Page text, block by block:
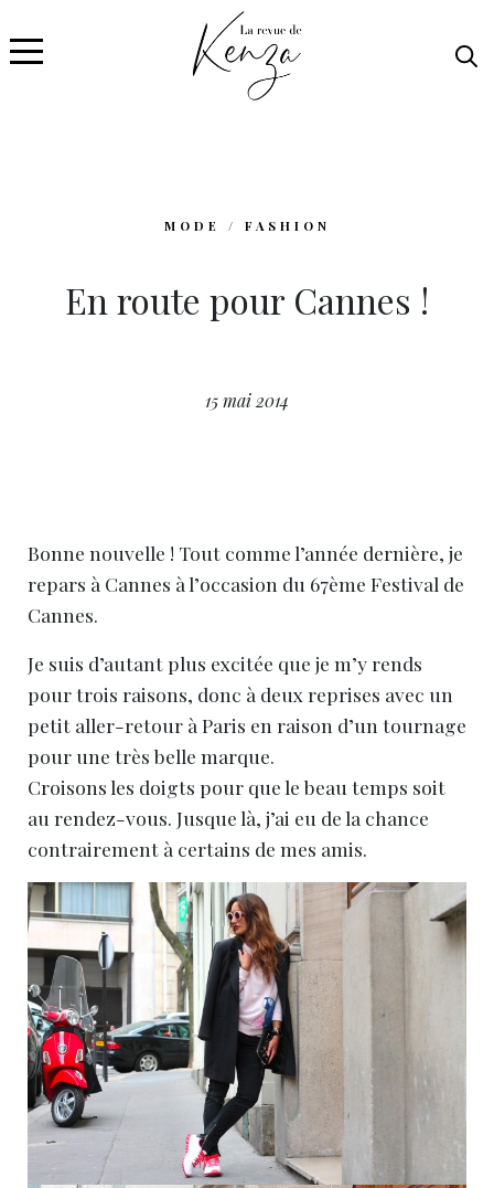
MODE / FASHION
En route pour Cannes !
15 mai 2014
Bonne nouvelle ! Tout comme l’année dernière, je
repars à Cannes à l’occasion du 67ème Festival de
Cannes.
Je suis d’autant plus excitée que je m’y rends
pour trois raisons, donc à deux reprises avec un
petit aller-retour à Paris en raison d’un tournage
pour une très belle marque.
Croisons les doigts pour que le beau temps soit
au rendez-vous. Jusque là, j’ai eu de la chance
contrairement à certains de mes amis.